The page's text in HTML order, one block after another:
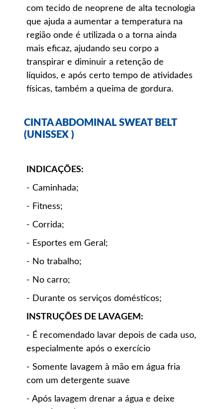
com tecido de neoprene de alta tecnologia
que ajuda a aumentar a temperatura na
região onde é utilizada o a torna ainda
mais eficaz, ajudando seu corpo a
transpirar e diminuir a retenção de
líquidos, e após certo tempo de atividades
físicas, também a queima de gordura.
CINTA ABDOMINAL SWEAT BELT
(UNISSEX )
INDICAÇÕES:
- Caminhada;
- Fitness;
- Corrida;
- Esportes em Geral;
- No trabalho;
- No carro;
- Durante os serviços domésticos;
INSTRUÇÕES DE LAVAGEM:
- É recomendado lavar depois de cada uso,
especialmente após o exercício
- Somente lavagem à mão em água fria
com um detergente suave
- Após lavagem drenar a água e deixe